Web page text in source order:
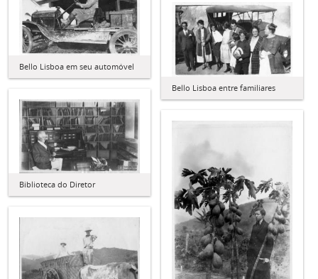
Bello Lisboa em seu automóvel
Bello Lisboa entre familiares
Biblioteca do Diretor